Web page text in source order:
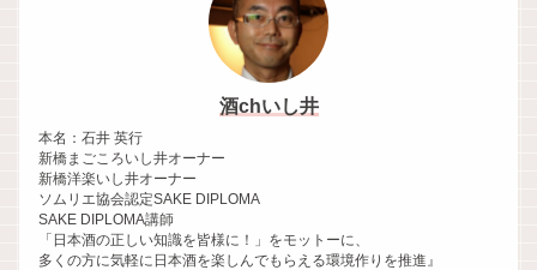
酒chいし井
本名：石井 英行
新橋まごころいし井オーナー
新橋洋楽いし井オーナー
ソムリエ協会認定SAKE DIPLOMA
SAKE DIPLOMA講師
「日本酒の正しい知識を皆様に！」をモットーに、
多くの方に気軽に日本酒を楽しんでもらえる環境作りを推進』